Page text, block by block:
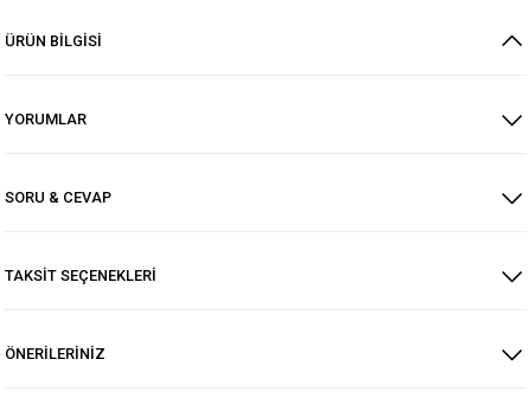
ÜRÜN BİLGİSİ
YORUMLAR
SORU & CEVAP
TAKSİT SEÇENEKLERİ
ÖNERİLERİNİZ